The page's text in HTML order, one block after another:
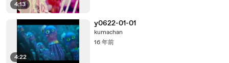
4:13
4:22
y0622-01-01
kumachan
16 年前